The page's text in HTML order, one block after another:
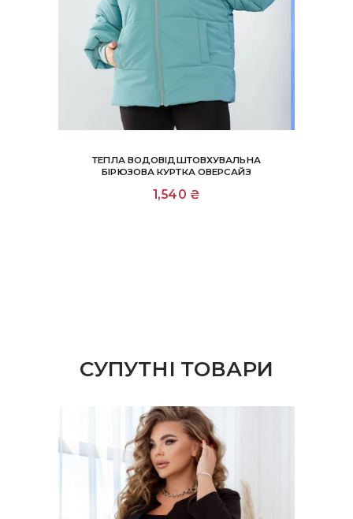
ТЕПЛА ВОДОВІДШТОВХУВАЛЬНА
БІРЮЗОВА КУРТКА ОВЕРСАЙЗ
1,540 ₴
СУПУТНІ ТОВАРИ